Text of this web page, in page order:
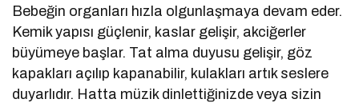
Bebeğin organları hızla olgunlaşmaya devam eder.
Kemik yapısı güçlenir, kaslar gelişir, akciğerler
büyümeye başlar. Tat alma duyusu gelişir, göz
kapakları açılıp kapanabilir, kulakları artık seslere
duyarlıdır. Hatta müzik dinlettiğinizde veya sizin